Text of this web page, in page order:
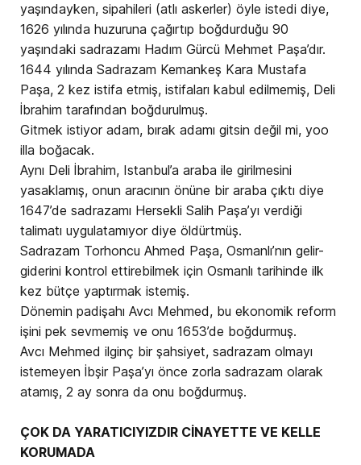
yaşındayken, sipahileri (atlı askerler) öyle istedi diye,
1626 yılında huzuruna çağırtıp boğdurduğu 90
yaşındaki sadrazamı Hadım Gürcü Mehmet Paşa’dır.
1644 yılında Sadrazam Kemankeş Kara Mustafa
Paşa, 2 kez istifa etmiş, istifaları kabul edilmemiş, Deli
İbrahim tarafından boğdurulmuş.
Gitmek istiyor adam, bırak adamı gitsin değil mi, yoo
illa boğacak.
Aynı Deli İbrahim, Istanbul’a araba ile girilmesini
yasaklamış, onun aracının önüne bir araba çıktı diye
1647’de sadrazamı Hersekli Salih Paşa’yı verdiği
talimatı uygulatamıyor diye öldürtmüş.
Sadrazam Torhoncu Ahmed Paşa, Osmanlı’nın gelir-
giderini kontrol ettirebilmek için Osmanlı tarihinde ilk
kez bütçe yaptırmak istemiş.
Dönemin padişahı Avcı Mehmed, bu ekonomik reform
işini pek sevmemiş ve onu 1653’de boğdurmuş.
Avcı Mehmed ilginç bir şahsiyet, sadrazam olmayı
istemeyen İbşir Paşa’yı önce zorla sadrazam olarak
atamış, 2 ay sonra da onu boğdurmuş.
ÇOK DA YARATICIYIZDIR CİNAYETTE VE KELLE
KORUMADA